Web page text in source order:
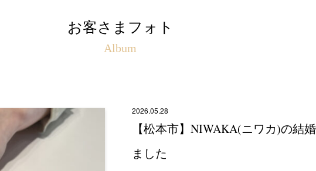
お客さまフォト
Album
2026.05.28
【松本市】NIWAKA(ニワカ)の結
ました